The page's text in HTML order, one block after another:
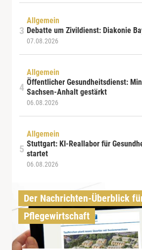
Allgemein
Debatte um Zivildienst: Diakonie
07.08.2026
Allgemein
Öffentlicher Gesundheitsdienst:
Sachsen-Anhalt gestärkt
06.08.2026
Allgemein
Stuttgart: KI-Reallabor für
startet
06.08.2026
Der Nachrichten-Überblick
Pflegewirtschaft